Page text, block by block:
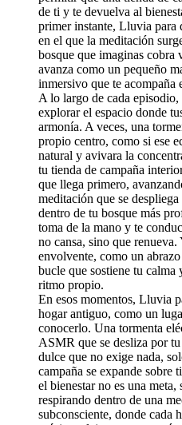
de ti y te devuelva al
primer instante, Lluvia para
en el que la meditación
bosque que imaginas cobra
avanza como un pequeño
inmersivo que te acompaña
A lo largo de cada
explorar el espacio donde
armonía. A veces, una
propio centro, como si ese
natural y avivara la
tu tienda de campaña
que llega primero,
meditación que se
dentro de tu bosque más
toma de la mano y te
no cansa, sino que
envolvente, como un
bucle que sostiene tu calma
ritmo propio.
En esos momentos, Lluvia
hogar antiguo, como un
conocerlo. Una tormenta
ASMR que se desliza por
dulce que no exige nada,
campaña se expande sobre
el bienestar no es una
respirando dentro de una
subconsciente, donde cada